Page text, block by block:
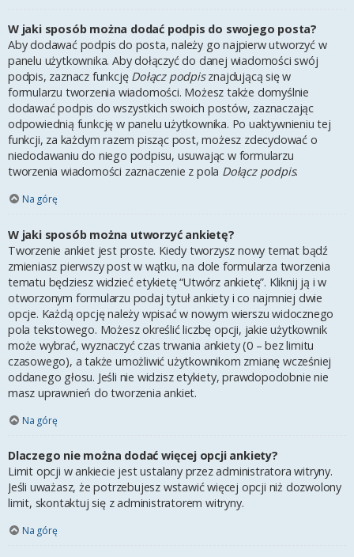
W jaki sposób można dodać podpis do swojego posta?
Aby dodawać podpis do posta, należy go najpierw utworzyć w
panelu użytkownika. Aby dołączyć do danej wiadomości swój
podpis, zaznacz funkcję Dołącz podpisznajdującą się w
formularzu tworzenia wiadomości. Możesz także domyślnie
dodawać podpis do wszystkich swoich postów, zaznaczając
odpowiednią funkcję w panelu użytkownika. Po uaktywnieniu tej
funkcji, za każdym razem pisząc post, możesz zdecydować o
niedodawaniu do niego podpisu, usuwając w formularzu
tworzenia wiadomości zaznaczenie z pola Dołącz podpis.
Na górę
W jaki sposób można utworzyć ankietę?
Tworzenie ankiet jest proste. Kiedy tworzysz nowy temat bądź
zmieniasz pierwszy post w wątku, na dole formularza tworzenia
tematu będziesz widzieć etykietę “Utwórz ankietę”. Kliknij ją i w
otworzonym formularzu podaj tytuł ankiety i co najmniej dwie
opcje. Każdą opcję należy wpisać w nowym wierszu widocznego
pola tekstowego. Możesz określić liczbę opcji, jakie użytkownik
może wybrać, wyznaczyć czas trwania ankiety (0 – bez limitu
czasowego), a także umożliwić użytkownikom zmianę wcześniej
oddanego głosu. Jeśli nie widzisz etykiety, prawdopodobnie nie
masz uprawnień do tworzenia ankiet.
Na górę
Dlaczego nie można dodać więcej opcji ankiety?
Limit opcji w ankiecie jest ustalany przez administratora witryny.
Jeśli uważasz, że potrzebujesz wstawić więcej opcji niż dozwolony
limit, skontaktuj się z administratorem witryny.
Na górę